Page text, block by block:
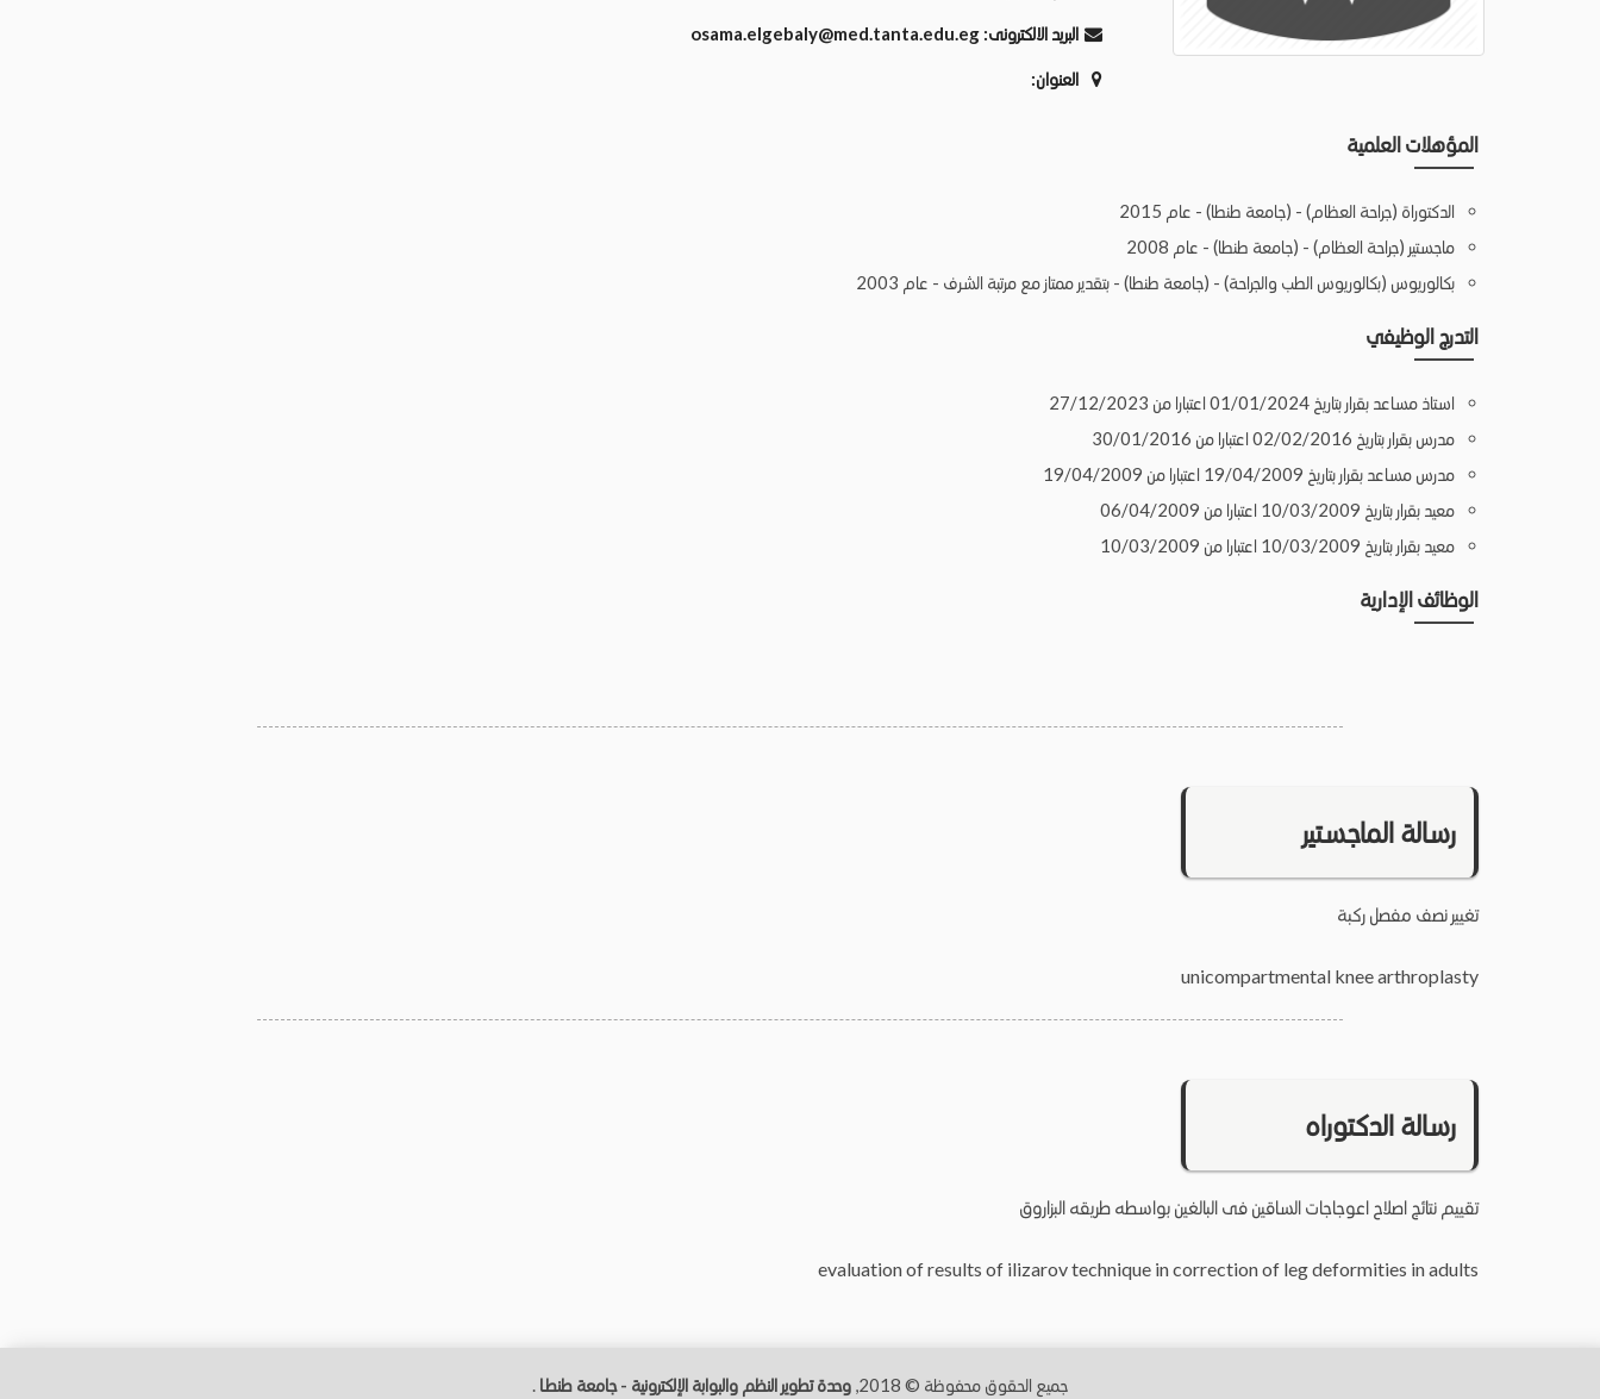
البريد الالكترونى: osama.elgebaly@med.tanta.edu.eg
العنوان:
المؤهلات العلمية
الدكتوراة (جراحة العظام) - (جامعة طنطا) - عام 2015
ماجستير (جراحة العظام) - (جامعة طنطا) - عام 2008
بكالوريوس (بكالوريوس الطب والجراحة) - (جامعة طنطا) - بتقدير ممتاز مع مرتبة الشرف - عام 2003
التدرج الوظيفي
استاذ مساعد بقرار بتاريخ 01/01/2024 اعتبارا من 27/12/2023
مدرس بقرار بتاريخ 02/02/2016 اعتبارا من 30/01/2016
مدرس مساعد بقرار بتاريخ 19/04/2009 اعتبارا من 19/04/2009
معيد بقرار بتاريخ 10/03/2009 اعتبارا من 06/04/2009
معيد بقرار بتاريخ 10/03/2009 اعتبارا من 10/03/2009
الوظائف الإدارية
رسالة الماجستير
تغيير نصف مفصل ركبة
unicompartmental knee arthroplasty
رسالة الدكتوراه
تقييم نتائج اصلاح اعوجاجات الساقين فى البالغين بواسطه طريقه البزاروق
evaluation of results of ilizarov technique in correction of leg deformities in adults
جميع الحقوق محفوظة © 2018, وحدة تطوير النظم والبوابة الإلكترونية - جامعة طنطــا .